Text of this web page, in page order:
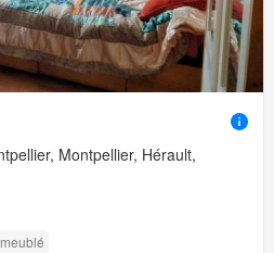
Montpellier, Hérault,